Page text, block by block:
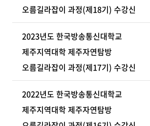
오름길라잡이 과정(제18기) 수강신
2023년도 한국방송통신대학교
제주지역대학 제주자연탐방
오름길라잡이 과정(제17기) 수강신
2022년도 한국방송통신대학교
제주지역대학 제주자연탐방